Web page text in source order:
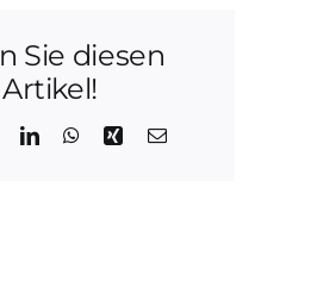
Sie diesen
Artikel!
LinkedInWhatsApp
XingE-